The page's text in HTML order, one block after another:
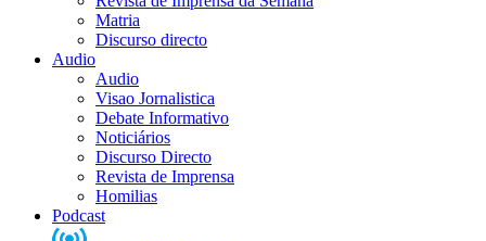
Matria
Discurso directo
Audio
Audio
Visao Jornalistica
Debate Informativo
Noticiários
Discurso Directo
Revista de Imprensa
Homilias
Podcast